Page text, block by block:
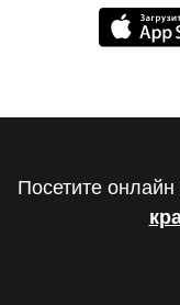
Посетите